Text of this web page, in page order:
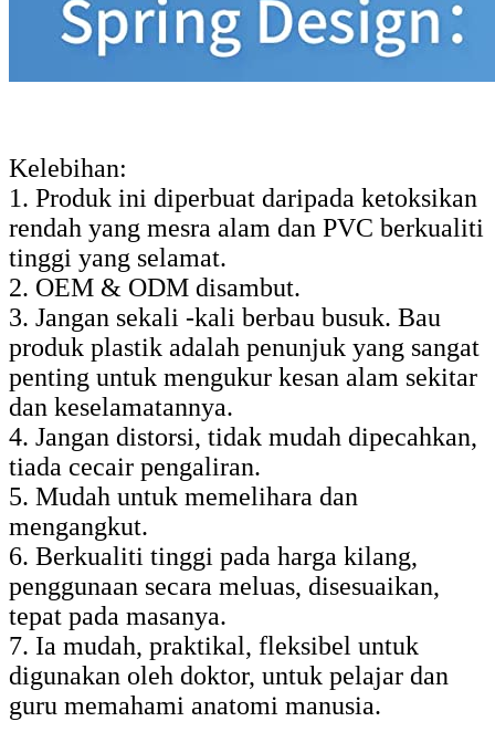
Kelebihan:
1. Produk ini diperbuat daripada ketoksikan
rendah yang mesra alam dan PVC berkualiti
tinggi yang selamat.
2. OEM & ODM disambut.
3. Jangan sekali -kali berbau busuk. Bau
produk plastik adalah penunjuk yang sangat
penting untuk mengukur kesan alam sekitar
dan keselamatannya.
4. Jangan distorsi, tidak mudah dipecahkan,
tiada cecair pengaliran.
5. Mudah untuk memelihara dan
mengangkut.
6. Berkualiti tinggi pada harga kilang,
penggunaan secara meluas, disesuaikan,
tepat pada masanya.
7. Ia mudah, praktikal, fleksibel untuk
digunakan oleh doktor, untuk pelajar dan
guru memahami anatomi manusia.